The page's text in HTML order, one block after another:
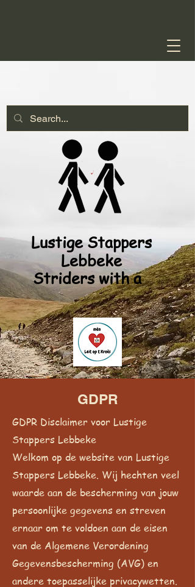
Lustige Stappers
Lebbeke
Striders with a
GDPR
GDPR Disclaimer voor Lustige
Stappers Lebbeke
Welkom op de website van Lustige
Stappers Lebbeke. Wij hechten veel
waarde aan de bescherming van jouw
persoonlijke gegevens en streven
ernaar om te voldoen aan de eisen
van de Algemene Verordening
Gegevensbescherming (AVG) en
andere toepasselijke privacywetten.